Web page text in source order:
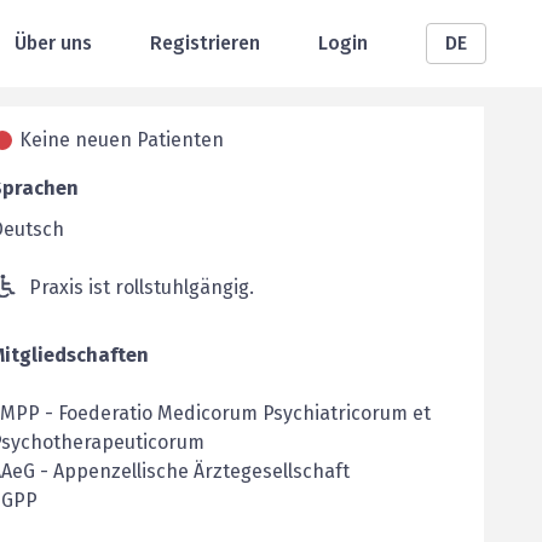
Über uns Registrieren Login DE
Keine neuen Patienten
Praxis ist rollstuhlgängig.
- Foederatio Medicorum Psychiatricorum et
- Appenzellische Ärztegesellschaft